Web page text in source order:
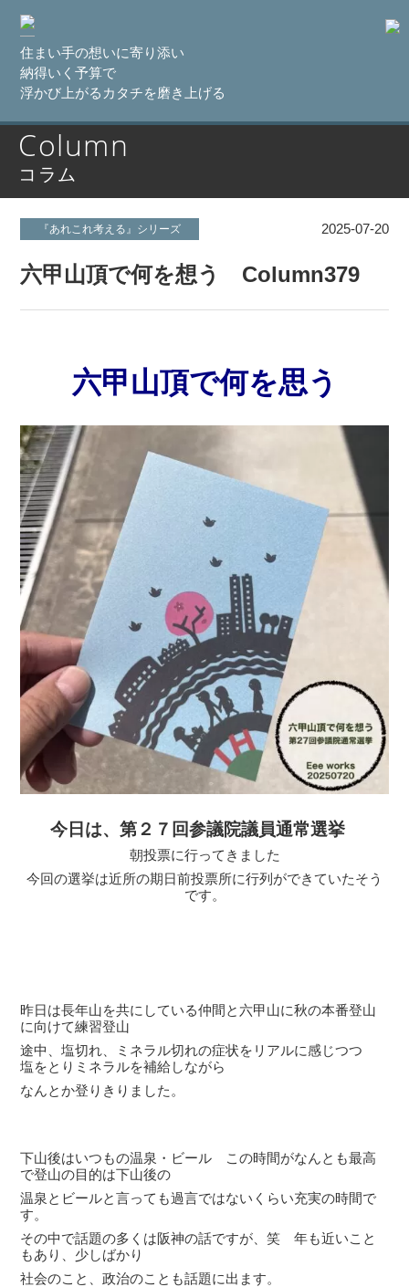
住まい手の想いに寄り添い
納得いく予算で
浮かび上がるカタチを磨き上げる
Column
コラム
『あれこれ考える』シリーズ 2025-07-20
六甲山頂で何を想う Column379
六甲山頂で何を思う
今日は、第２７回参議院議員通常選挙
朝投票に行ってきました
今回の選挙は近所の期日前投票所に行列ができていたそう
です。
昨日は長年山を共にしている仲間と六甲山に秋の本番登山
に向けて練習登山
途中、塩切れ、ミネラル切れの症状をリアルに感じつつ
塩をとりミネラルを補給しながら
なんとか登りきりました。
下山後はいつもの温泉・ビール この時間がなんとも最高
で登山の目的は下山後の
温泉とビールと言っても過言ではないくらい充実の時間で
す。
その中で話題の多くは阪神の話ですが、笑 年も近いこと
もあり、少しばかり
社会のこと、政治のことも話題に出ます。